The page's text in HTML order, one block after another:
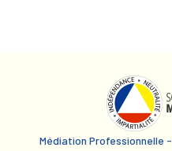
Médiation Professionnelle -